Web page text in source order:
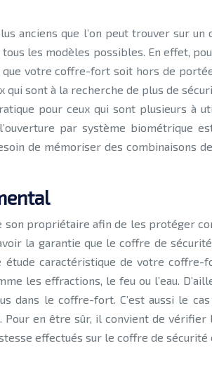
anciens que l’on peut trouver sur
les modèles possibles. En effet,
votre coffre-fort soit hors de
sont à la recherche de plus de
pour ceux qui sont plusieurs à
par système biométrique
de mémoriser des combinaisons
propriétaire afin de les protéger
la garantie que le coffre de
caractéristique de votre
les effractions, le feu ou l’eau.
dans le coffre-fort. C’est aussi le
Pour en être sûr, il convient de
effectués sur le coffre de sécurité